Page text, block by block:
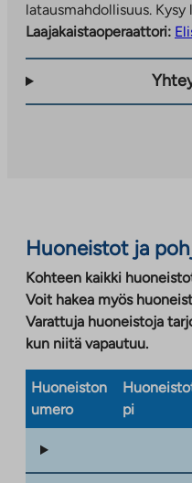
latausmahdollisuus. Kysy
Laajakaistaoperaattori:
Huoneistot ja
Kohteen kaikki
Voit hakea myös
Varattuja huoneistoja
kun niitä vapautuu.
Huoneiston
umero
pi